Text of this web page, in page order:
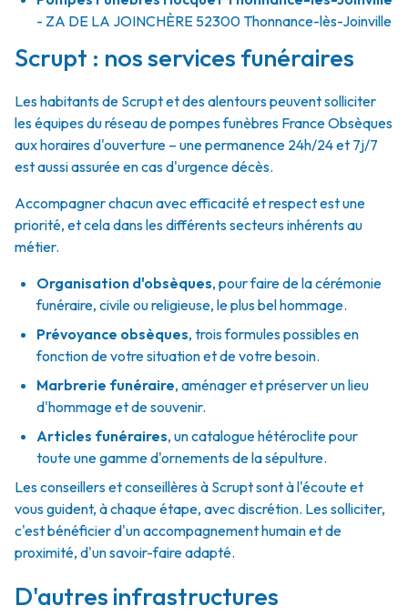
- ZA DE LA JOINCHÈRE 52300 Thonnance-lès-Joinville
Scrupt : nos services funéraires
Les habitants de Scrupt et des alentours peuvent solliciter
les équipes du réseau de pompes funèbres France Obsèques
aux horaires d'ouverture – une permanence 24h/24 et 7j/7
est aussi assurée en cas d'urgence décès.
Accompagner chacun avec efficacité et respect est une
priorité, et cela dans les différents secteurs inhérents au
métier.
Organisation d'obsèques, pour faire de la cérémonie
funéraire, civile ou religieuse, le plus bel hommage.
Prévoyance obsèques, trois formules possibles en
fonction de votre situation et de votre besoin.
Marbrerie funéraire, aménager et préserver un lieu
d'hommage et de souvenir.
Articles funéraires, un catalogue hétéroclite pour
toute une gamme d'ornements de la sépulture.
Les conseillers et conseillères à Scrupt sont à l'écoute et
vous guident, à chaque étape, avec discrétion. Les solliciter,
c'est bénéficier d'un accompagnement humain et de
proximité, d'un savoir-faire adapté.
D'autres infrastructures